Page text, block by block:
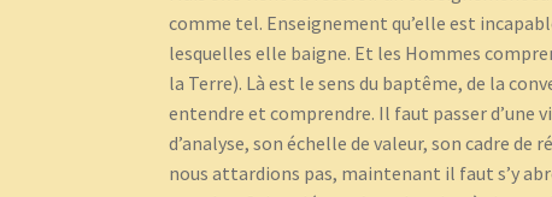
comme tel. Enseignement qu’elle est
lesquelles elle baigne. Et les Hommes
la Terre). Là est le sens du baptême, de la
entendre et comprendre. Il faut passer d’une
d’analyse, son échelle de valeur, son cadre de
nous attardions pas, maintenant il faut s’y